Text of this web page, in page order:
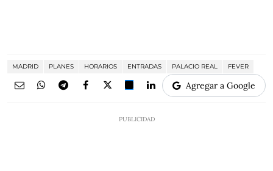
MADRID PLANES HORARIOS ENTRADAS PALACIO REAL FEVER
Agregar a Google